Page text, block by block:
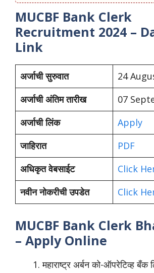
MUCBF Bank Clerk
Recruitment 2024 –
Link
अर्जाची सुरुवात
24
अर्जाची अंतिम तारीख
07
अर्जाची लिंक
Apply
जाहिरात
PDF
अधिकृत वेबसाईट
Click
नवीन नोकरीची उपडेत
Click
MUCBF Bank Clerk
– Apply Online
महाराष्ट्र अर्बन को-ऑपरेटिव्ह